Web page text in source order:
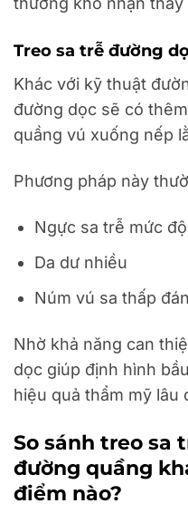
Treo sa trễ đường
Khác với kỹ thuật
đường dọc sẽ có
quầng vú xuống nếp
Phương pháp này
Ngực sa trễ mức
Da dư nhiều
Núm vú sa thấp
Nhờ khả năng can
dọc giúp định hình
hiệu quả thẩm mỹ lâu
So sánh treo sa
đường quầng
điểm nào?